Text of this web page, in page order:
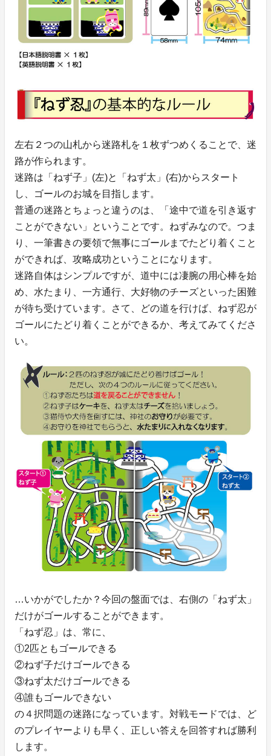
左右２つの山札から迷路札を１枚ずつめくることで、迷
路が作られます。
迷路は「ねず子」(左)と「ねず太」(右)からスタート
し、ゴールのお城を目指します。
普通の迷路とちょっと違うのは、「途中で道を引き返す
ことができない」ということです。ねずみなので。つま
り、一筆書きの要領で無事にゴールまでたどり着くこと
ができれば、攻略成功ということになります。
迷路自体はシンプルですが、道中には凄腕の用心棒を始
め、水たまり、一方通行、大好物のチーズといった困難
が待ち受けています。さて、どの道を行けば、ねず忍が
ゴールにたどり着くことができるか、考えてみてくださ
い。
…いかがでしたか？今回の盤面では、右側の「ねず太」
だけがゴールすることができます。
「ねず忍」は、常に、
①2匹ともゴールできる
②ねず子だけゴールできる
③ねず太だけゴールできる
④誰もゴールできない
の４択問題の迷路になっています。対戦モードでは、ど
のプレイヤーよりも早く、正しい答えを回答すれば勝利
します。